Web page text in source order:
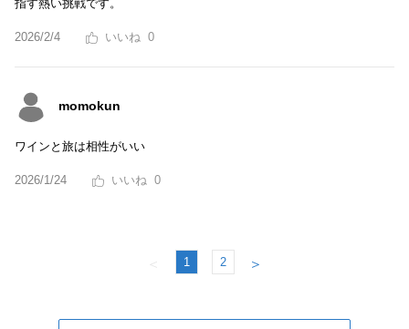
指す熱い挑戦です。
2026/2/4 0
momokun
ワインと旅は相性がいい
2026/1/24 0
＜ 1 2 ＞